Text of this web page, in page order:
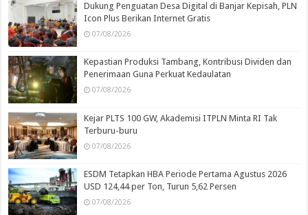
Dukung Penguatan Desa Digital di Banjar Kepisah, PLN
Icon Plus Berikan Internet Gratis
07/08/2026
Kepastian Produksi Tambang, Kontribusi Dividen dan
Penerimaan Guna Perkuat Kedaulatan
07/08/2026
Kejar PLTS 100 GW, Akademisi ITPLN Minta RI Tak
Terburu-buru
07/08/2026
ESDM Tetapkan HBA Periode Pertama Agustus 2026
USD 124,44 per Ton, Turun 5,62 Persen
07/08/2026